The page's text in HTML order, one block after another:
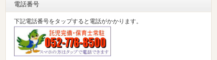
電話番号
下記電話番号をタップすると電話がかかります。